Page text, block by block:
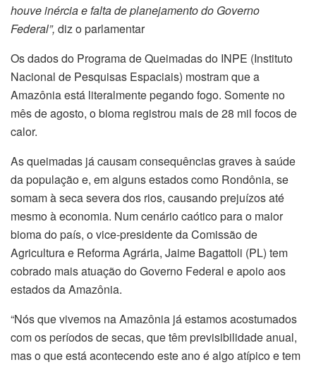
houve inércia e falta de planejamento do Governo
Federal”, diz o parlamentar
Os dados do Programa de Queimadas do INPE (Instituto
Nacional de Pesquisas Espaciais) mostram que a
Amazônia está literalmente pegando fogo. Somente no
mês de agosto, o bioma registrou mais de 28 mil focos de
calor.
As queimadas já causam consequências graves à saúde
da população e, em alguns estados como Rondônia, se
somam à seca severa dos rios, causando prejuízos até
mesmo à economia. Num cenário caótico para o maior
bioma do país, o vice-presidente da Comissão de
Agricultura e Reforma Agrária, Jaime Bagattoli (PL) tem
cobrado mais atuação do Governo Federal e apoio aos
estados da Amazônia.
“Nós que vivemos na Amazônia já estamos acostumados
com os períodos de secas, que têm previsibilidade anual,
mas o que está acontecendo este ano é algo atípico e tem